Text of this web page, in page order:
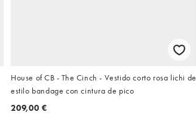
House of CB - The Cinch - Vestido corto rosa lichi de
estilo bandage con cintura de pico
209,00 €